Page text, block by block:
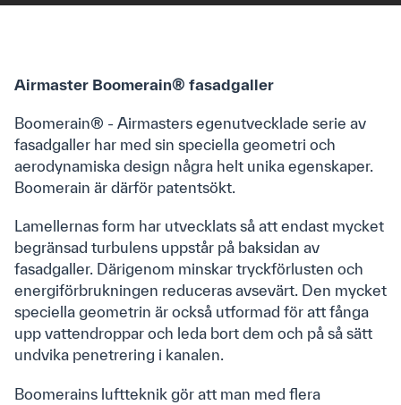
Airmaster Boomerain® fasadgaller
Boomerain® - Airmasters egenutvecklade serie av
fasadgaller har med sin speciella geometri och
aerodynamiska design några helt unika egenskaper.
Boomerain är därför patentsökt.
Lamellernas form har utvecklats så att endast mycket
begränsad turbulens uppstår på baksidan av
fasadgaller. Därigenom minskar tryckförlusten och
energiförbrukningen reduceras avsevärt. Den mycket
speciella geometrin är också utformad för att fånga
upp vattendroppar och leda bort dem och på så sätt
undvika penetrering i kanalen.
Boomerains luftteknik gör att man med flera
Airmaster AB
Telefonnummer: +46 (0)10 450 9870
CVR: 556681-7028
Om oss
Kontakt
Om Airmaster
We are Airmaster
Cases
Sustainability
Quicklinks